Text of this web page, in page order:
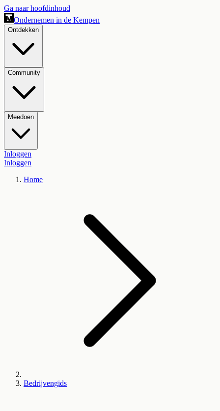
Ga naar hoofdinhoud
Ondernemen in de Kempen
Ontdekken
Community
Meedoen
Inloggen
Inloggen
Home
Bedrijvengids